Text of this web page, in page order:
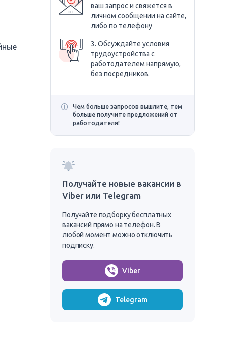
ваш запрос и свяжется в
личном сообщении на сайте,
либо по телефону
3. Обсуждайте условия
трудоустройства с
работодателем напрямую,
без посредников.
Чем больше запросов вышлите, тем
больше получите предложений от
работодателя!
Получайте новые вакансии в
Viber или Telegram
Получайте подборку бесплатных
вакансий прямо на телефон. В
любой момент можно отключить
подписку.
Viber
Telegram